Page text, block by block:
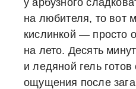
у арбузного
на любителя, то вот
кислинкой — просто
на лето. Десять
и ледяной гель
ощущения после